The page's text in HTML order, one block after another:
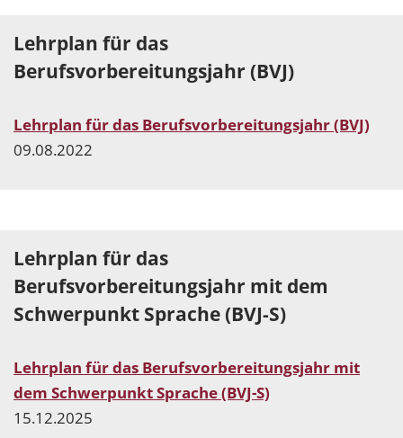
Lehrplan für das
Berufsvorbereitungsjahr (BVJ)
Lehrplan für das Berufsvorbereitungsjahr (BVJ)
09.08.2022
Lehrplan für das
Berufsvorbereitungsjahr mit dem
Schwerpunkt Sprache (BVJ-S)
Lehrplan für das Berufsvorbereitungsjahr mit
dem Schwerpunkt Sprache (BVJ-S)
15.12.2025